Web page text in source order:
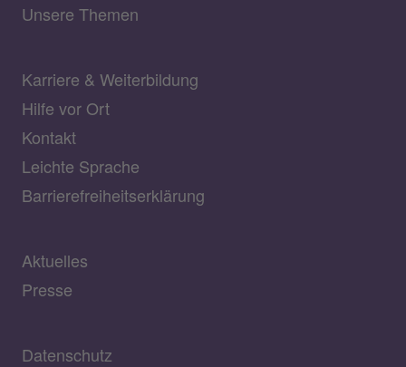
Unsere Themen
Karriere & Weiterbildung
Hilfe vor Ort
Kontakt
Leichte Sprache
Barrierefreiheitserklärung
Aktuelles
Presse
Datenschutz